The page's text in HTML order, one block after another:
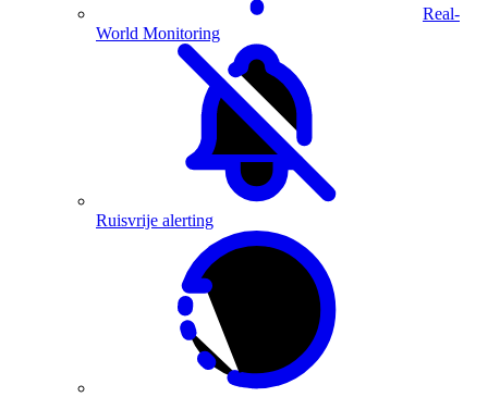
Real-
World Monitoring
Ruisvrije alerting